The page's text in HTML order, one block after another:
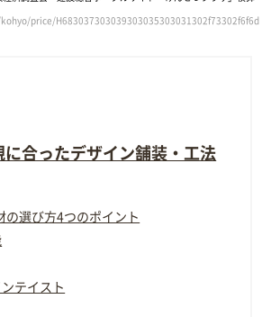
price/H683037303039303035303031302f73302f6f6d
合ったデザイン舗装・工法
選び方4つのポイント
テイスト